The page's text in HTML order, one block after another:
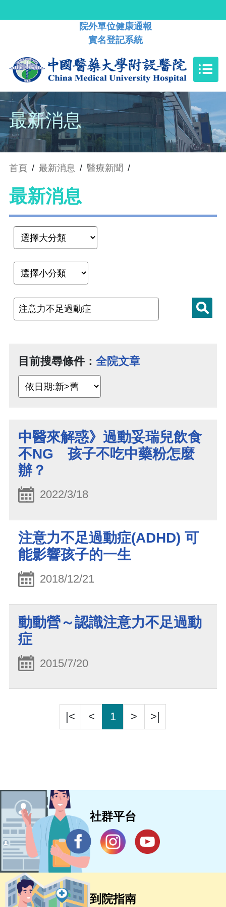
院外單位健康通報
實名登記系統
最新消息
首頁 / 最新消息 / 醫療新聞 /
最新消息
目前搜尋條件： 全院文章
中醫來解惑》過動妥瑞兒飲食
不NG 孩子不吃中藥粉怎麼
辦？
2022/3/18
注意力不足過動症(ADHD) 可
能影響孩子的一生
2018/12/21
動動營～認識注意力不足過動
症
2015/7/20
|< < 1 > >|
社群平台
到院指南